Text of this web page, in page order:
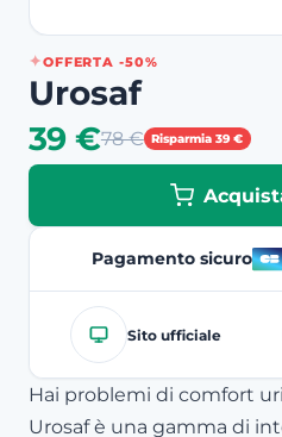
OFFERTA -50%
Urosaf
39 €78 € Risparmia 39 €
Pagamento sicuro
Sito ufficiale
Hai problemi di comfort
Urosaf è una gamma di